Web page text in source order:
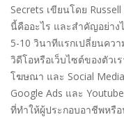
Secrets เขียนโดย
นี้คืออะไร และสำคัญอย่าง
5-10 วินาทีแรกเปลี่ยนคว
วิดีโอหรือเว็บไซต์ของตัวเ
โฆษณา และ Social
Google Ads และ
ที่ทำให้ผู้ประกอบอาชีพหรื